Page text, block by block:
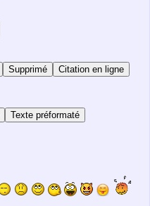
Supprimé
Citation en ligne
Texte préformaté